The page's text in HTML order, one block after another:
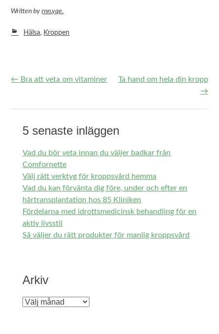
Writtenbyrnn.yqe.
Hälsa, Kroppen
Post navigation
← Bra att veta om vitaminer
Ta hand om hela din kropp
→
5 senaste inläggen
Vad du bör veta innan du väljer badkar från
Comfornette
Välj rätt verktyg för kroppsvård hemma
Vad du kan förvänta dig före, under och efter en
hårtransplantation hos 85 Kliniken
Fördelarna med idrottsmedicinsk behandling för en
aktiv livsstil
Så väljer du rätt produkter för manlig kroppsvård
Arkiv
Arkiv